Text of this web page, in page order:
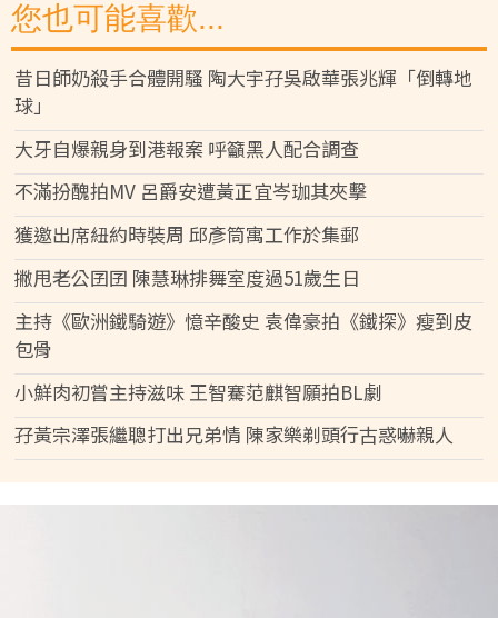
您也可能喜歡...
昔日師奶殺手合體開騷 陶大宇孖吳啟華張兆輝「倒轉地
球」
大牙自爆親身到港報案 呼籲黑人配合調查
不滿扮醜拍MV 呂爵安遭黃正宜岑珈其夾擊
獲邀出席紐約時裝周 邱彥筒寓工作於集郵
撇甩老公囝囝 陳慧琳排舞室度過51歲生日
主持《歐洲鐵騎遊》憶辛酸史 袁偉豪拍《鐵探》瘦到皮
包骨
小鮮肉初嘗主持滋味 王智騫范麒智願拍BL劇
孖黃宗澤張繼聰打出兄弟情 陳家樂剃頭行古惑嚇親人